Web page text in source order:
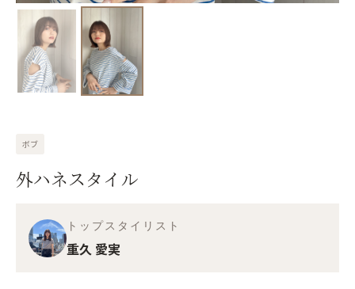
ボブ
外ハネスタイル
トップスタイリスト
重久 愛実